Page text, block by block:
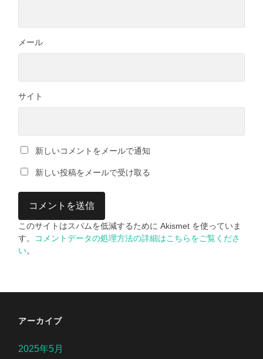
メール
サイト
新しいコメントをメールで通知
新しい投稿をメールで受け取る
このサイトはスパムを低減するために Akismet を使っていま
す。
コメントデータの処理方法の詳細はこちらをご覧くださ
い。
アーカイブ
2025年5月